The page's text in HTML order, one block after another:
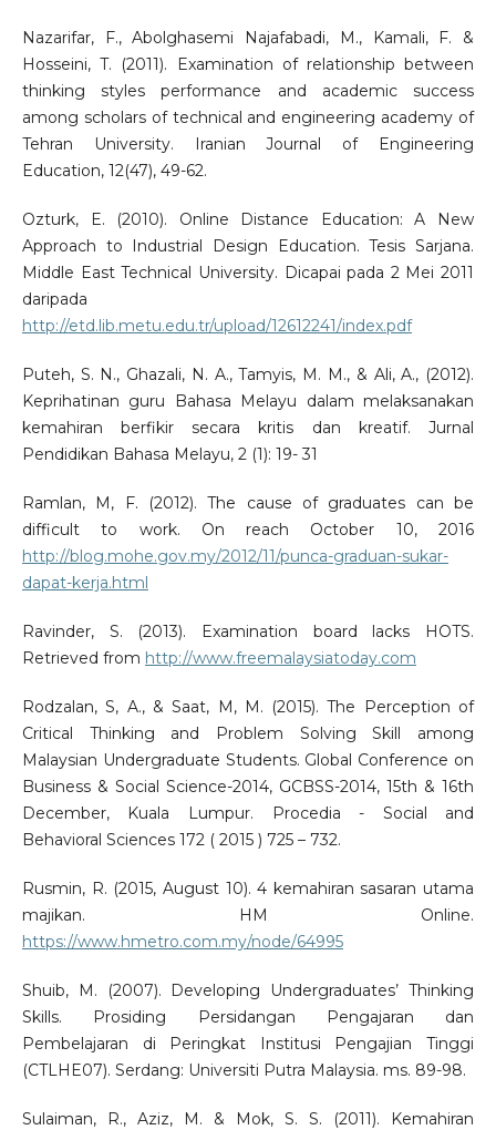
Nazarifar, F., Abolghasemi Najafabadi, M., Kamali, F. &
Hosseini, T. (2011). Examination of relationship between
thinking styles performance and academic success
among scholars of technical and engineering academy of
Tehran University. Iranian Journal of Engineering
Education, 12(47), 49-62.
Ozturk, E. (2010). Online Distance Education: A New
Approach to Industrial Design Education. Tesis Sarjana.
Middle East Technical University. Dicapai pada 2 Mei 2011
daripada
http://etd.lib.metu.edu.tr/upload/12612241/index.pdf
Puteh, S. N., Ghazali, N. A., Tamyis, M. M., & Ali, A., (2012).
Keprihatinan guru Bahasa Melayu dalam melaksanakan
kemahiran berfikir secara kritis dan kreatif. Jurnal
Pendidikan Bahasa Melayu, 2 (1): 19- 31
Ramlan, M, F. (2012). The cause of graduates can be
difficult to work. On reach October 10, 2016
http://blog.mohe.gov.my/2012/11/punca-graduan-sukar-
dapat-kerja.html
Ravinder, S. (2013). Examination board lacks HOTS.
Retrieved from http://www.freemalaysiatoday.com
Rodzalan, S, A., & Saat, M, M. (2015). The Perception of
Critical Thinking and Problem Solving Skill among
Malaysian Undergraduate Students. Global Conference on
Business & Social Science-2014, GCBSS-2014, 15th & 16th
December, Kuala Lumpur. Procedia - Social and
Behavioral Sciences 172 ( 2015 ) 725 – 732.
Rusmin, R. (2015, August 10). 4 kemahiran sasaran utama
majikan. HM Online.
https://www.hmetro.com.my/node/64995
Shuib, M. (2007). Developing Undergraduates’ Thinking
Skills. Prosiding Persidangan Pengajaran dan
Pembelajaran di Peringkat Institusi Pengajian Tinggi
(CTLHE07). Serdang: Universiti Putra Malaysia. ms. 89-98.
Sulaiman, R., Aziz, M. & Mok, S. S. (2011). Kemahiran